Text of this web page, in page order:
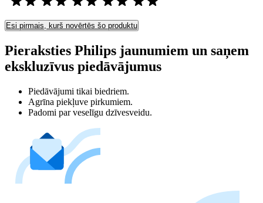
Esi pirmais, kurš novērtēs šo produktu
Pieraksties Philips jaunumiem un saņem
ekskluzīvus piedāvājumus
Piedāvājumi tikai biedriem.
Agrīna piekļuve pirkumiem.
Padomi par veselīgu dzīvesveidu.